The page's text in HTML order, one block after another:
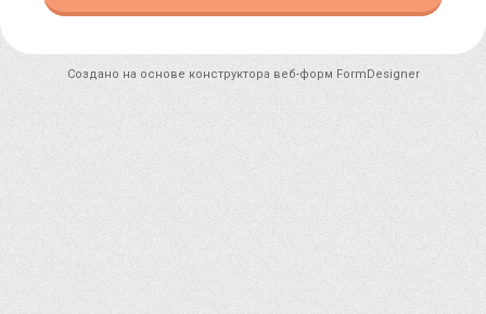
Создано на основе конструктора веб-форм FormDesigner